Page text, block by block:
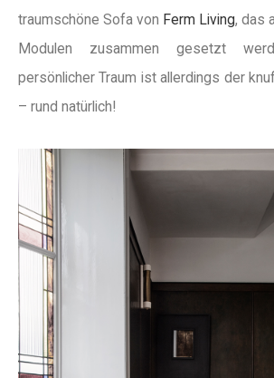
traumschöne Sofa von Ferm Living, das
Modulen zusammen gesetzt
persönlicher Traum ist allerdings der
– rund natürlich!